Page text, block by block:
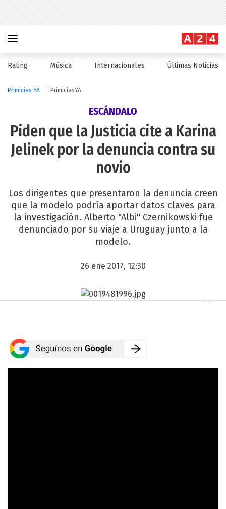
Rating Música Internacionales Últimas Noticias
Primicias YA PrimiciasYA
ESCÁNDALO
Piden que la Justicia cite a Karina
Jelinek por la denuncia contra su
novio
Los dirigentes que presentaron la denuncia creen
que la modelo podría aportar datos claves para
la investigación. Alberto "Albi" Czernikowski fue
denunciado por su viaje a Uruguay junto a la
modelo.
26 ene 2017, 12:30